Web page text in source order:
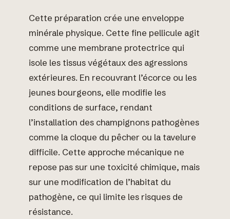
Cette préparation crée une enveloppe
minérale physique. Cette fine pellicule agit
comme une membrane protectrice qui
isole les tissus végétaux des agressions
extérieures. En recouvrant l’écorce ou les
jeunes bourgeons, elle modifie les
conditions de surface, rendant
l’installation des champignons pathogènes
comme la cloque du pêcher ou la tavelure
difficile. Cette approche mécanique ne
repose pas sur une toxicité chimique, mais
sur une modification de l’habitat du
pathogène, ce qui limite les risques de
résistance.